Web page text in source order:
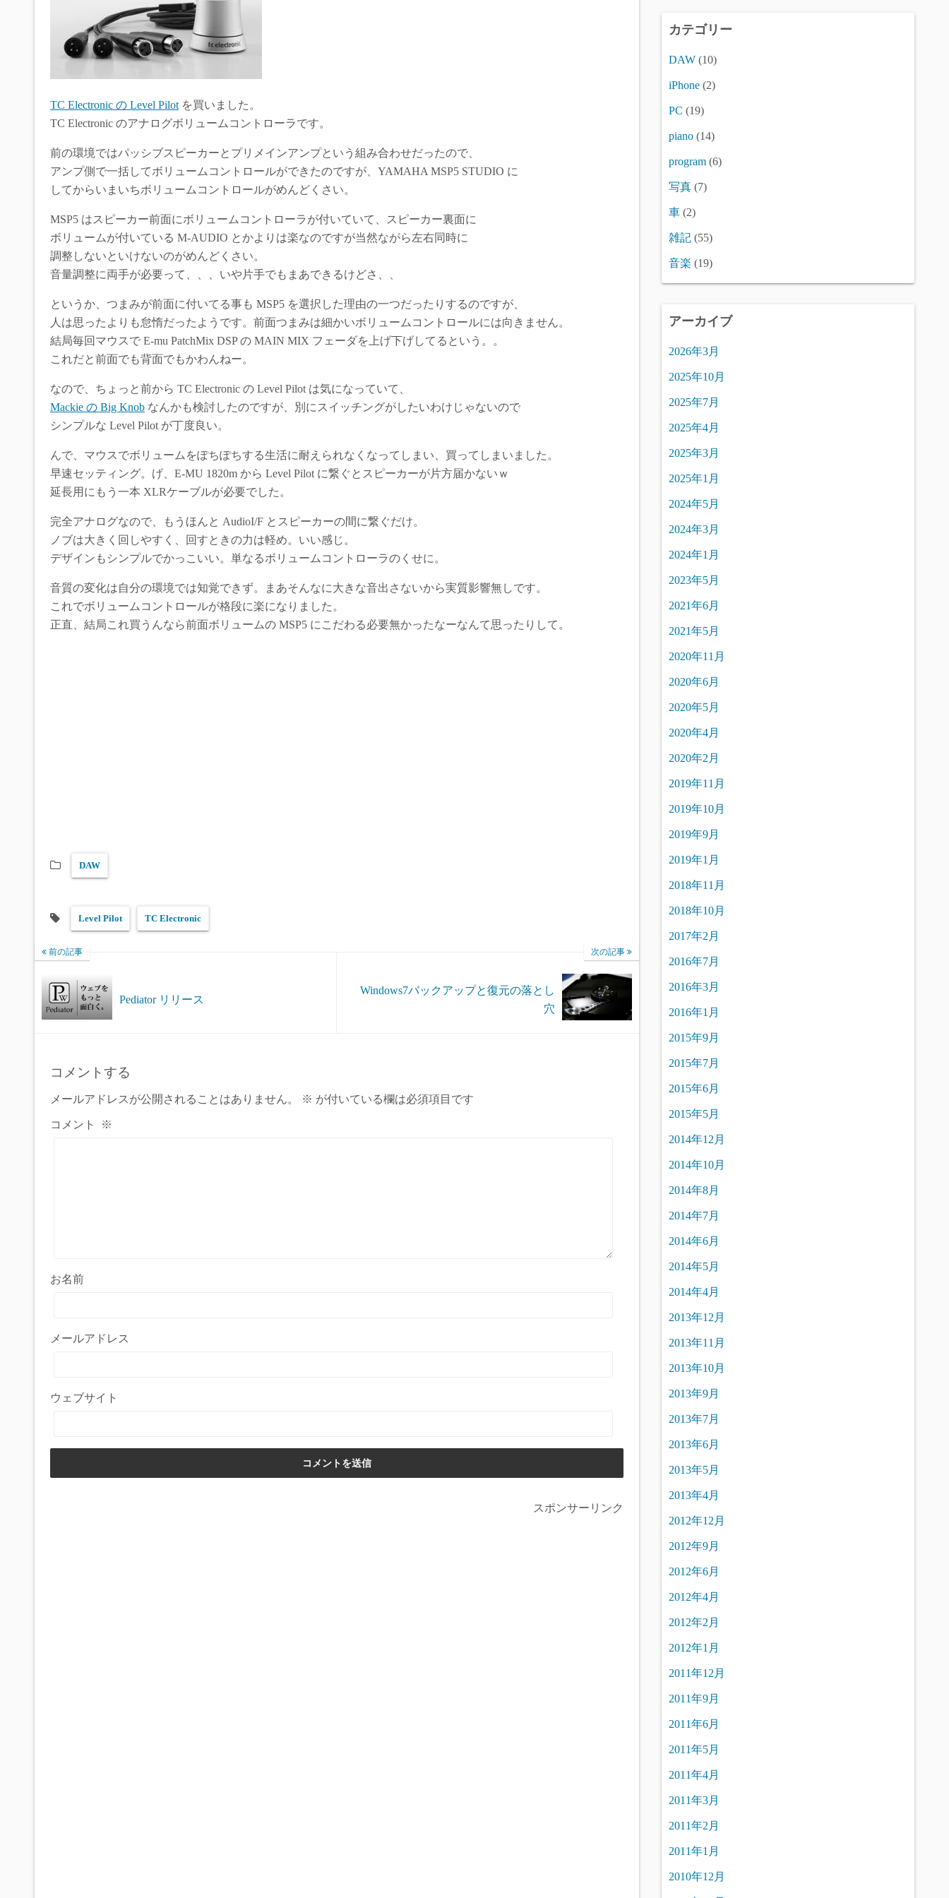
e
b
o
k
t
r
e
n
TC Electronic の Level Pilot を買いました。
TC Electronic のアナログボリュームコントローラです。
前の環境ではパッシブスピーカーとプリメインアンプという組み合わせだったので、
アンプ側で一括してボリュームコントロールができたのですが、YAMAHA MSP5 STUDIO に
してからいまいちボリュームコントロールがめんどくさい。
MSP5 はスピーカー前面にボリュームコントローラが付いていて、スピーカー裏面に
ボリュームが付いている M-AUDIO とかよりは楽なのですが当然ながら左右同時に
調整しないといけないのがめんどくさい。
音量調整に両手が必要って、、、いや片手でもまあできるけどさ、、
というか、つまみが前面に付いてる事も MSP5 を選択した理由の一つだったりするのですが、
人は思ったよりも怠惰だったようです。前面つまみは細かいボリュームコントロールには向きません。
結局毎回マウスで E-mu PatchMix DSP の MAIN MIX フェーダを上げ下げしてるという。。
これだと前面でも背面でもかわんねー。
なので、ちょっと前から TC Electronic の Level Pilot は気になっていて、
Mackie の Big Knob なんかも検討したのですが、別にスイッチングがしたいわけじゃないので
シンプルな Level Pilot が丁度良い。
んで、マウスでボリュームをぽちぽちする生活に耐えられなくなってしまい、買ってしまいました。
早速セッティング。げ、E-MU 1820m から Level Pilot に繋ぐとスピーカーが片方届かないｗ
延長用にもう一本 XLRケーブルが必要でした。
完全アナログなので、もうほんと AudioI/F とスピーカーの間に繋ぐだけ。
ノブは大きく回しやすく、回すときの力は軽め。いい感じ。
デザインもシンプルでかっこいい。単なるボリュームコントローラのくせに。
音質の変化は自分の環境では知覚できず。まあそんなに大きな音出さないから実質影響無しです。
これでボリュームコントロールが格段に楽になりました。
正直、結局これ買うんなら前面ボリュームの MSP5 にこだわる必要無かったなーなんて思ったりして。
DAW
Level Pilot TC Electronic
前の記事
Pediator リリース
次の記事
Windows7バックアップと復元の落とし
穴
コメントする
メールアドレスが公開されることはありません。 ※ が付いている欄は必須項目です
コメント ※
お名前
メールアドレス
ウェブサイト
スポンサーリンク
カテゴリー
DAW (10)
iPhone (2)
PC (19)
piano (14)
program (6)
写真 (7)
車 (2)
雑記 (55)
音楽 (19)
アーカイブ
2026年3月
2025年10月
2025年7月
2025年4月
2025年3月
2025年1月
2024年5月
2024年3月
2024年1月
2023年5月
2021年6月
2021年5月
2020年11月
2020年6月
2020年5月
2020年4月
2020年2月
2019年11月
2019年10月
2019年9月
2019年1月
2018年11月
2018年10月
2017年2月
2016年7月
2016年3月
2016年1月
2015年9月
2015年7月
2015年6月
2015年5月
2014年12月
2014年10月
2014年8月
2014年7月
2014年6月
2014年5月
2014年4月
2013年12月
2013年11月
2013年10月
2013年9月
2013年7月
2013年6月
2013年5月
2013年4月
2012年12月
2012年9月
2012年6月
2012年4月
2012年2月
2012年1月
2011年12月
2011年9月
2011年6月
2011年5月
2011年4月
2011年3月
2011年2月
2011年1月
2010年12月